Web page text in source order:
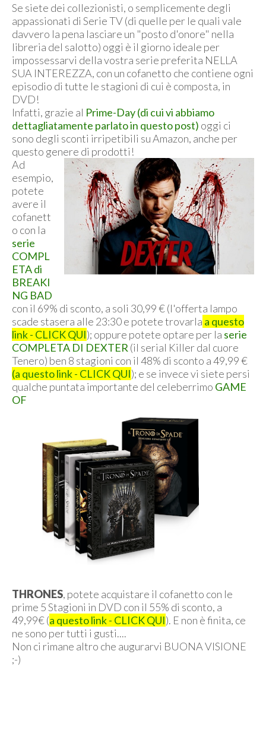
Se siete dei collezionisti, o semplicemente degli
appassionati di Serie TV (di quelle per le quali vale
davvero la pena lasciare un "posto d'onore" nella
libreria del salotto) oggi è il giorno ideale per
impossessarvi della vostra serie preferita NELLA
SUA INTEREZZA, con un cofanetto che contiene ogni
episodio di tutte le stagioni di cui è composta, in
DVD!
Infatti, grazie al Prime-Day (di cui vi abbiamo
dettagliatamente parlato in questo post) oggi ci
sono degli sconti irripetibili su Amazon, anche per
questo genere di prodotti!
Ad
esempio,
potete
avere il
cofanett
o con la
serie
COMPL
ETA di
BREAKI
NG BAD
con il 69% di sconto, a soli 30,99 € (l'offerta lampo
scade stasera alle 23:30 e potete trovarla a questo
link - CLICK QUI); oppure potete optare per la serie
COMPLETA DI DEXTER (il serial Killer dal cuore
Tenero) ben 8 stagioni con il 48% di sconto a 49,99 €
(a questo link - CLICK QUI); e se invece vi siete persi
qualche puntata importante del celeberrimo GAME
OF
THRONES, potete acquistare il cofanetto con le
prime 5 Stagioni in DVD con il 55% di sconto, a
49,99€ (a questo link - CLICK QUI). E non è finita, ce
ne sono per tutti i gusti....
Non ci rimane altro che augurarvi BUONA VISIONE
;-)